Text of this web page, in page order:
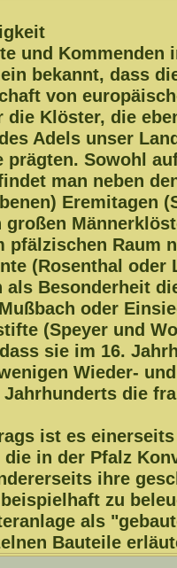
und Kommenden
bekannt, dass
von
die Klöster, die
Adels unser
prägten. Sowohl
man neben
Eremitagen
großen
pfälzischen Raum
(Rosenthal oder
als Besonderheit
oder
(Speyer und
sie im 16.
Wieder-
Jahrhunderts die
ist es
in der Pfalz
ihre
zu
als
Bauteile